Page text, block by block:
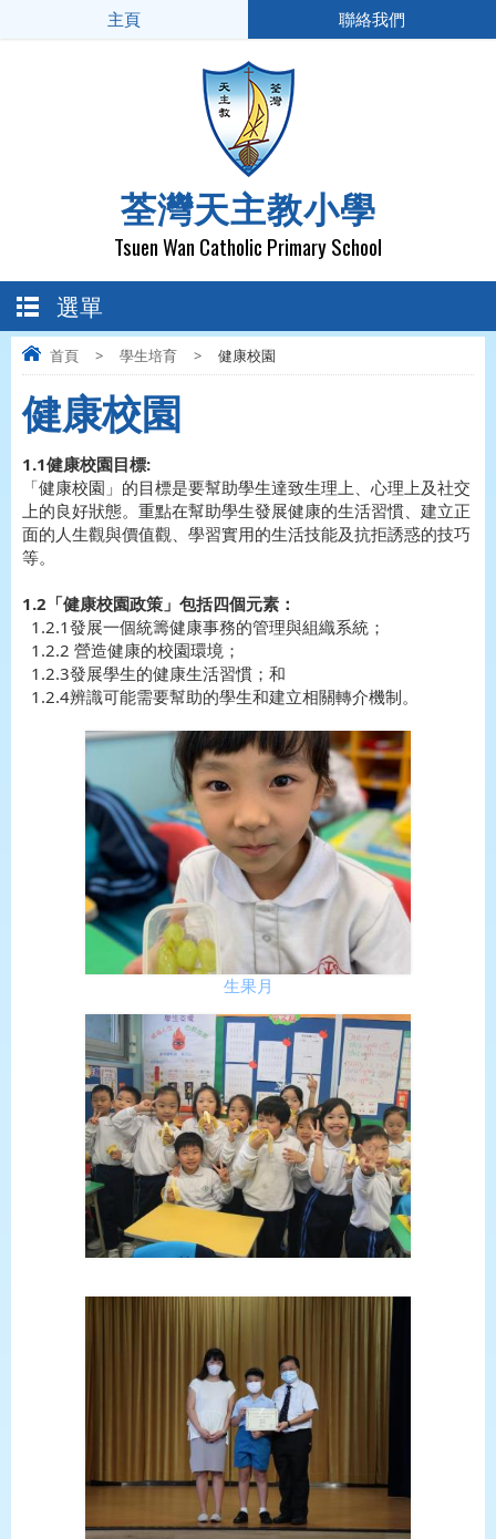
荃灣天主教小學
Tsuen Wan Catholic Primary School
主頁 聯絡我們
選單
首頁 > 學生培育 > 健康校園
健康校園
1.1健康校園目標:
「健康校園」的目標是要幫助學生達致生理上、心理上及社交
上的良好狀態。重點在幫助學生發展健康的生活習慣、建立正
面的人生觀與價值觀、學習實用的生活技能及抗拒誘惑的技巧
等。
1.2「健康校園政策」包括四個元素：
1.2.1發展一個統籌健康事務的管理與組織系統；
1.2.2 營造健康的校園環境；
1.2.3發展學生的健康生活習慣；和
1.2.4辨識可能需要幫助的學生和建立相關轉介機制。
生果月